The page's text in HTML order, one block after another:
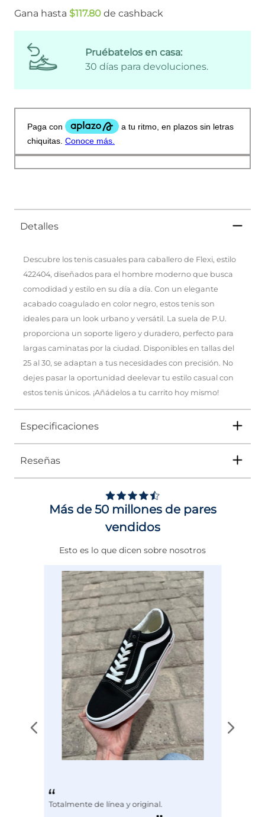
Gana hasta $117.80 de cashback
Pruébatelos en casa:
30 días para devoluciones.
Detalles
Descubre los tenis casuales para caballero de Flexi, estilo
422404, diseñados para el hombre moderno que busca
comodidad y estilo en su día a día. Con un elegante
acabado coagulado en color negro, estos tenis son
ideales para un look urbano y versátil. La suela de P.U.
proporciona un soporte ligero y duradero, perfecto para
largas caminatas por la ciudad. Disponibles en tallas del
25 al 30, se adaptan a tus necesidades con precisión. No
dejes pasar la oportunidad deelevar tu estilo casual con
estos tenis únicos. ¡Añádelos a tu carrito hoy mismo!
Especificaciones
Tipo
Género Hombre
DE 0 A 4 cms
NORMAL
NEGRO
COMBATE
Reseñas
Más de 50 millones de pares
vendidos
Esto es lo que dicen sobre nosotros
Totalmente de línea y original.